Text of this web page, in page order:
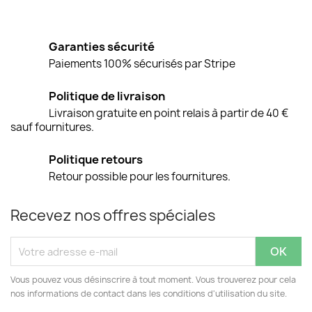
Garanties sécurité
Paiements 100% sécurisés par Stripe
Politique de livraison
Livraison gratuite en point relais à partir de 40 €
sauf fournitures.
Politique retours
Retour possible pour les fournitures.
Recevez nos offres spéciales
Vous pouvez vous désinscrire à tout moment. Vous trouverez pour cela
nos informations de contact dans les conditions d'utilisation du site.